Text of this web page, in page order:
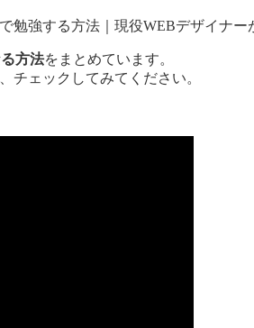
勉強する方法｜現役WEBデザイナー
方法をまとめています。
チェックしてみてください。